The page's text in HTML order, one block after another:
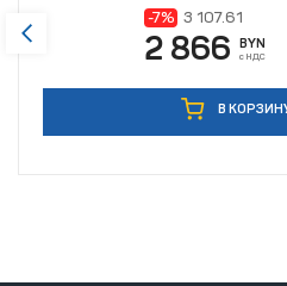
-7% 3 107.61
2 866 BYN
с НДС
В